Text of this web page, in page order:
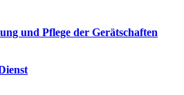
und Pflege der Gerätschaften